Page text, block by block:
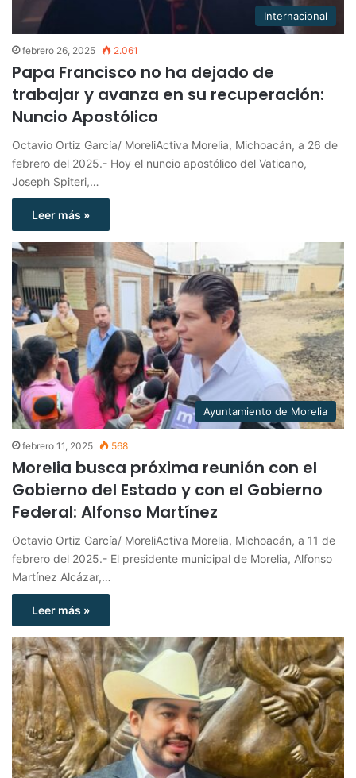
Internacional
febrero 26, 2025 2.061
Papa Francisco no ha dejado de
trabajar y avanza en su recuperación:
Nuncio Apostólico
Octavio Ortiz García/ MoreliActiva Morelia, Michoacán, a 26 de
febrero del 2025.- Hoy el nuncio apostólico del Vaticano,
Joseph Spiteri,…
Leer más »
Ayuntamiento de Morelia
febrero 11, 2025 568
Morelia busca próxima reunión con el
Gobierno del Estado y con el Gobierno
Federal: Alfonso Martínez
Octavio Ortiz García/ MoreliActiva Morelia, Michoacán, a 11 de
febrero del 2025.- El presidente municipal de Morelia, Alfonso
Martínez Alcázar,…
Leer más »